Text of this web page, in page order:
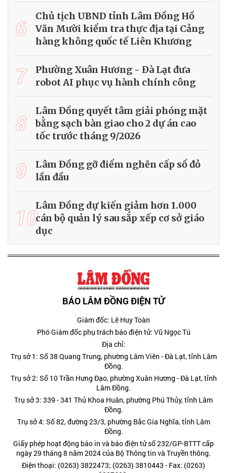
6
Chủ tịch UBND tỉnh Lâm Đồng Hồ
Văn Mười kiểm tra thực địa tại Cảng
hàng không quốc tế Liên Khương
7
Phường Xuân Hương - Đà Lạt đưa
robot AI phục vụ hành chính công
8
Lâm Đồng quyết tâm giải phóng mặt
bằng sạch bàn giao cho 2 dự án cao
tốc trước tháng 9/2026
9
Lâm Đồng gỡ điểm nghẽn cấp sổ đỏ
lần đầu
10Lâm Đồng dự kiến giảm hơn 1.000
cán bộ quản lý sau sắp xếp cơ sở giáo
dục
BÁO LÂM ĐỒNG ĐIỆN TỬ
Giám đốc: Lê Huy Toàn
Phó Giám đốc phụ trách báo điện tử: Vũ Ngọc Tú
Địa chỉ:
Trụ sở 1: Số 38 Quang Trung, phường Lâm Viên - Đà Lạt, tỉnh Lâm
Đồng.
Trụ sở 2: Số 10 Trần Hưng Đạo, phường Xuân Hương - Đà Lạt, tỉnh
Lâm Đồng.
Trụ sở 3: 339 - 341 Thủ Khoa Huân, phường Phú Thủy, tỉnh Lâm
Đồng.
Trụ sở 4: Số 82, đường 23/3, phường Bắc Gia Nghĩa, tỉnh Lâm
Đồng.
Giấy phép hoạt động báo in và báo điện tử số 232/GP-BTTT cấp
ngày 29 tháng 8 năm 2024 của Bộ Thông tin và Truyền thông.
Điện thoại: (0263) 3822473; (0263) 3810443 - Fax: (0263)